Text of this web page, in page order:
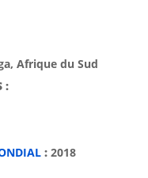
Afrique du Sud
:
: 2018